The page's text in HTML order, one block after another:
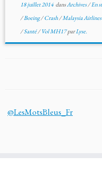
18 juillet 2014dansArchives/En
/Boeing/Crash/Malaysia Airlines
/Santé/Vol MH17parLyse.
@LesMotsBleus_Fr